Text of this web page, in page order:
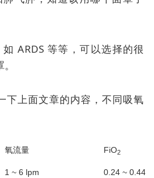
如 ARDS 等等，可以选择的很
。
下上面文章的内容，不同吸氧
氧流量 FiO2
1 ~ 6 lpm 0.24 ~ 0.44*